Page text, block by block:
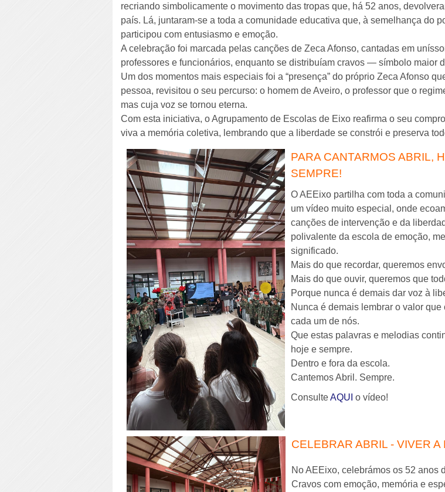
recriando simbolicamente o movimento das tropas que, há 52 anos,
país. Lá, juntaram-se a toda a comunidade educativa que, à semelhança do
participou com entusiasmo e emoção.
A celebração foi marcada pelas canções de Zeca Afonso, cantadas em
professores e funcionários, enquanto se distribuíam cravos — símbolo maior
Um dos momentos mais especiais foi a “presença” do próprio Zeca Afonso
pessoa, revisitou o seu percurso: o homem de Aveiro, o professor que o
mas cuja voz se tornou eterna.
Com esta iniciativa, o Agrupamento de Escolas de Eixo reafirma o seu
viva a memória coletiva, lembrando que a liberdade se constrói e preserva
PARA CANTARMOS ABRIL,
SEMPRE!
O AEEixo partilha com toda a
um vídeo muito especial, onde
canções de intervenção e da
polivalente da escola de emoção,
significado.
Mais do que recordar, queremos
Mais do que ouvir, queremos que
Porque nunca é demais dar voz à
Nunca é demais lembrar o valor que
cada um de nós.
Que estas palavras e melodias
hoje e sempre.
Dentro e fora da escola.
Cantemos Abril. Sempre.
ConsulteAQUI o vídeo!
CELEBRAR ABRIL - VIVER A
No AEEixo, celebrámos os 52 anos
Cravos com emoção, memória e